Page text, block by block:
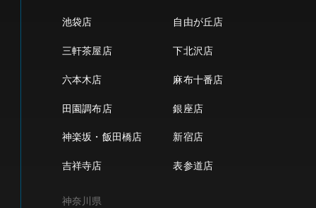
池袋店 自由が丘店
三軒茶屋店 下北沢店
六本木店 麻布十番店
田園調布店 銀座店
神楽坂・飯田橋店 新宿店
吉祥寺店 表参道店
神奈川県